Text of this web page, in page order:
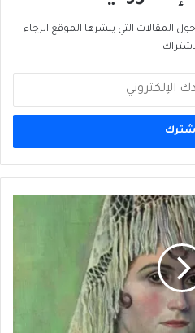
المقالات التي ينشرها الموقع الرجاء